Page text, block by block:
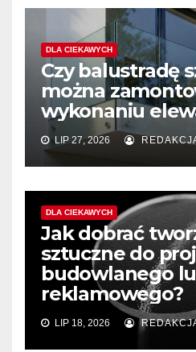
DLA CIEKAWYCH
Czy balustradę
można
wykonaniu
LIP 27, 2026
DLA CIEKAWYCH
Jak dobrać
sztuczne do
budowlanego
reklamowego?
LIP 18, 2026